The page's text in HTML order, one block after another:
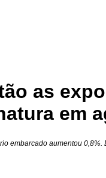
as
em
embarcado aumentou